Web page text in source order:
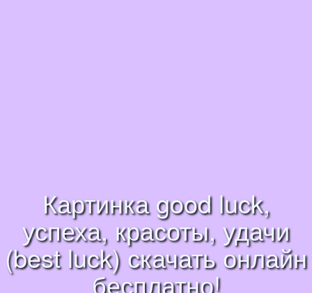
Картинка good luck,
успеха, красоты, удачи
(best luck) скачать онлайн
бесплатно!